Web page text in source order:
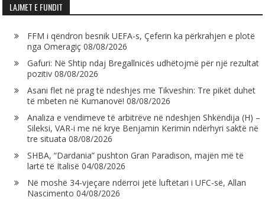
LAJMET E FUNDIT
FFM i qëndron besnik UEFA-s, Çeferin ka përkrahjen e plotë
nga Omeragiç 08/08/2026
Gafuri: Në Shtip ndaj Bregallnicës udhëtojmë për një rezultat
pozitiv 08/08/2026
Asani flet në prag të ndeshjes me Tikveshin: Tre pikët duhet
të mbeten në Kumanovë! 08/08/2026
Analiza e vendimeve të arbitrëve në ndeshjen Shkëndija (H) –
Sileksi, VAR-i me në krye Benjamin Kerimin ndërhyri saktë në
tre situata 08/08/2026
SHBA, “Dardania” pushton Gran Paradison, majën më të
lartë të Italisë 04/08/2026
Në moshë 34-vjeçare ndërroi jetë luftëtari i UFC-së, Allan
Nascimento 04/08/2026